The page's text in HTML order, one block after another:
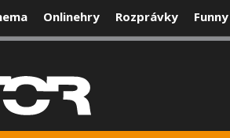
Onlinehry Rozprávky Funny